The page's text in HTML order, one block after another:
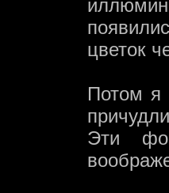
цветок
Потом я
Эти